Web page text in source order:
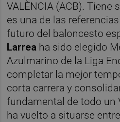
VALÈNCIA (ACB). Tiene
es una de las
futuro del baloncesto
Larrea ha sido elegido
Azulmarino de la Liga
completar la mejor
corta carrera y
fundamental de todo un
ha vuelto a situarse